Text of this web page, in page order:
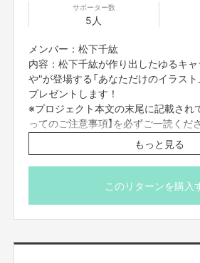
お取引において開示要求があった場合速やかに
【お問合せ先】
お問い合わせは下記のURLのメッセージからご
https://cf.fany.lol/users/message/view/38899
不良品、発送品間違いの場合は無料で交換させ
7日以内に上記問い合わせ先へご連絡ください
をお受け出来ない場合がございます。※サポー
ル・返品・交換はお受けできません。
不良品、発送商品間違いの場合、着払いにて対
サポーター数
5人
メンバー：松下千紘
内容：松下千紘が作り出したゆるキ
や"が登場する「あなただけのイラスト
プレゼントします！
※プロジェクト本文の末尾に記載され
ってのご注意事項】を必ずご一読くださ
閉じる
もっと見る
このリターンを購入